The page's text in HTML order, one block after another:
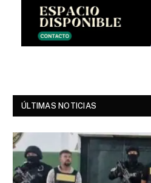
ÚLTIMAS NOTICIAS